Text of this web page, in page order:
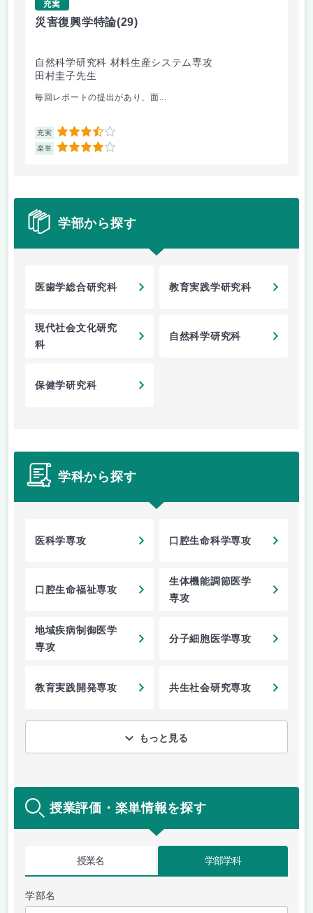
充実
災害復興学特論(29)
自然科学研究科 材料生産システム専攻
田村圭子先生
毎回レポートの提出があり、面...
充実 3.5
楽単 4
学部から探す
医歯学総合研究科 教育実践学研究科
現代社会文化研究
科
自然科学研究科
保健学研究科
学科から探す
医科学専攻 口腔生命科学専攻
口腔生命福祉専攻
生体機能調節医学
専攻
地域疾病制御医学
専攻
分子細胞医学専攻
教育実践開発専攻 共生社会研究専攻
もっと見る
授業評価・楽単情報を探す
授業名 学部学科
学部名